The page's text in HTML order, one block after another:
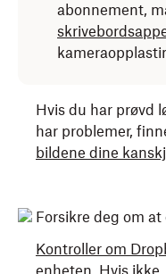
abonnement,
Hvis du har prøvd
har problemer,
bildene dine
Forsikre deg om
Kontroller om
enheten . Hvis